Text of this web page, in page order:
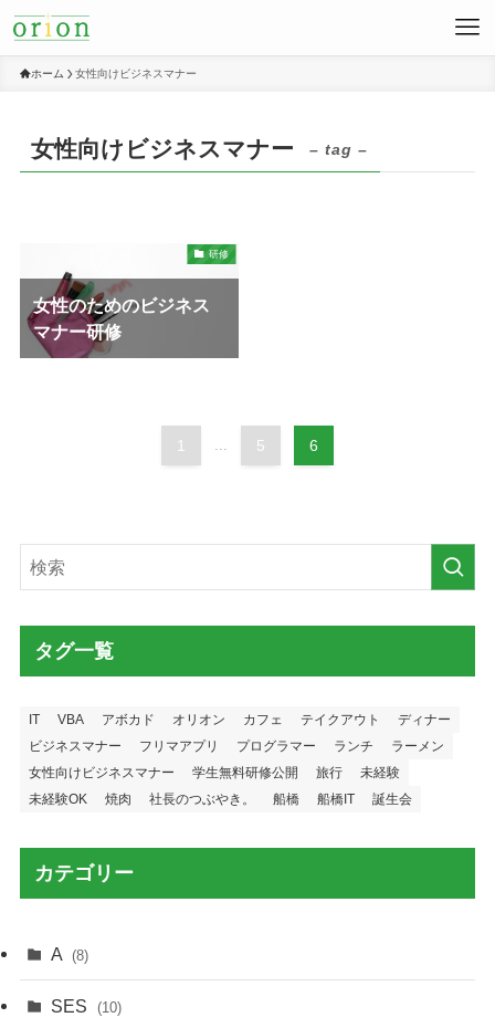
ホーム 女性向けビジネスマナー
女性向けビジネスマナー – tag –
研修
女性のためのビジネス
マナー研修
1 ... 5 6
タグ一覧
IT VBA アボカド オリオン カフェ テイクアウト
ディナー
ビジネスマナー
フリマアプリ プログラマー ランチ
ラーメン
女性向けビジネスマナー
学生無料研修公開 旅行
未経験
未経験OK
焼肉 社長のつぶやき。 船橋 船橋IT 誕生会
カテゴリー
A (8)
SES (10)